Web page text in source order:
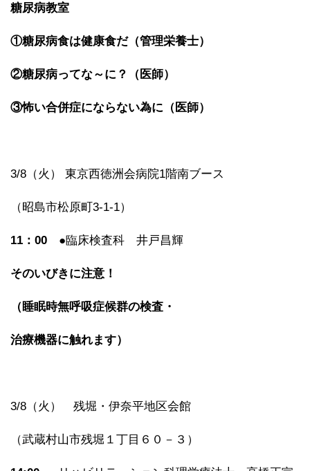
糖尿病教室
①糖尿病食は健康食だ（管理栄養士）
②糖尿病ってな～に？（医師）
③怖い合併症にならない為に（医師）
3/8（火） 東京西徳洲会病院1階南ブース
（昭島市松原町3-1-1）
11 ：00 ●臨床検査科 井戸昌輝
そのいびきに注意！
（睡眠時無呼吸症候群の検査・
治療機器に触れます）
3/8（火） 残堀・伊奈平地区会館
（武蔵村山市残堀１丁目６０－３）